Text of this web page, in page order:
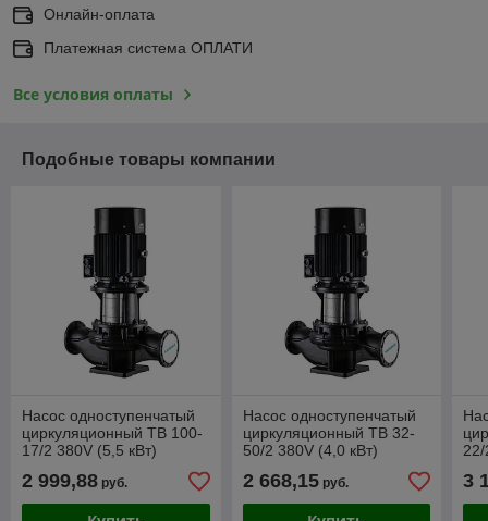
Онлайн-оплата
Платежная система ОПЛАТИ
Все условия оплаты
Подобные товары компании
Насос одноступенчатый
циркуляционный TB 100-
17/2 380V (5,5 кВт)
2 999,88 руб.
Насос одноступенчатый
циркуляционный TB 32-
50/2 380V (4,0 кВт)
2 668,15руб.
22/
3